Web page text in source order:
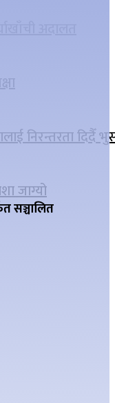
निरन्तरता दिदैँ
जाग्यो
सञ्चालित